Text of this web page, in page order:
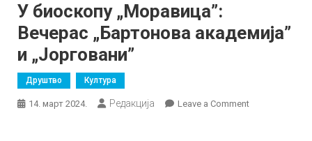
У биоскопу „Моравица”:
Вечерас „Бартонова академија”
и „Јорговани”
Друштво Култура
14. март 2024. Редакција Leave a Commenton